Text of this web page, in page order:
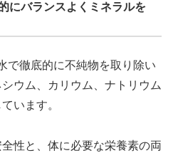
にバランスよくミネラルを
で徹底的に不純物を取り除い
ウム、カリウム、ナトリウム
います。
性と、体に必要な栄養素の両